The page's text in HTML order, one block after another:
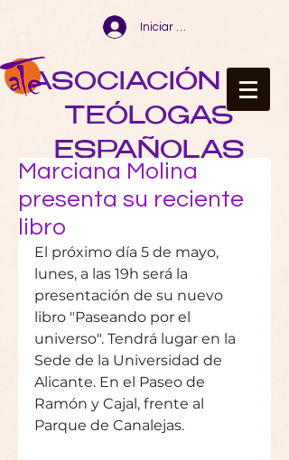
Iniciar sesión
ASOCIACIÓN DE
TEÓLOGAS
ESPAÑOLAS
Marciana Molina
presenta su reciente
libro
El próximo día 5 de mayo,
lunes, a las 19h será la
presentación de su nuevo
libro "Paseando por el
universo". Tendrá lugar en la
Sede de la Universidad de
Alicante. En el Paseo de
Ramón y Cajal, frente al
Parque de Canalejas.